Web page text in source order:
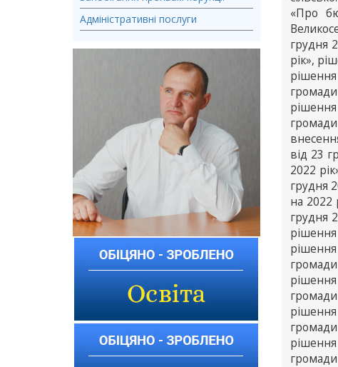
Адміністративні послуги
«Про
грудня
рік»,
громади
від 23
2022
грудня
на 2022
грудня
громади